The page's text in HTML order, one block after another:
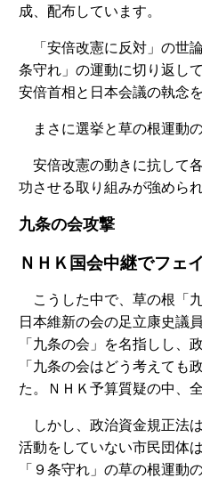
成、配布しています。
「安倍改憲に反対」の世
条守れ」の運動に切り返し
安倍首相と日本会議の執念
まさに選挙と草の根運動
安倍改憲の動きに抗して
功させる取り組みが強めら
九条の会攻撃
ＮＨＫ国会中継でフェ
こうした中で、草の根「
日本維新の会の足立康史議
「九条の会」を名指しし、
「九条の会はどう考えても
た。ＮＨＫ予算質疑の中、
しかし、政治資金規正法
活動をしていない市民団体
「９条守れ」の草の根運動